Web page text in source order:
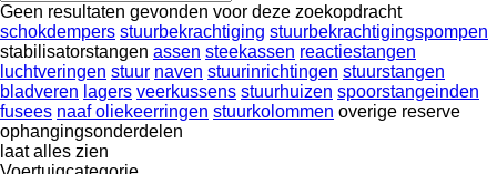
Geen resultaten gevonden voor deze zoekopdracht
schokdempers stuurbekrachtiging stuurbekrachtigingspompen
stabilisatorstangen assen steekassen reactiestangen
luchtveringen stuur naven stuurinrichtingen stuurstangen
bladveren lagers veerkussens stuurhuizen spoorstangeinden
fusees naaf oliekeerringen stuurkolommen overige reserve
ophangingsonderdelen
laat alles zien